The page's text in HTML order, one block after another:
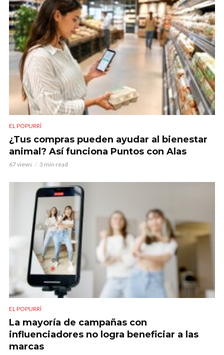
EL POPURRÍ
¿Tus compras pueden ayudar al bienestar
animal? Así funciona Puntos con Alas
67 views 3 min read
EL POPURRÍ
La mayoría de campañas con
influenciadores no logra beneficiar a las
marcas